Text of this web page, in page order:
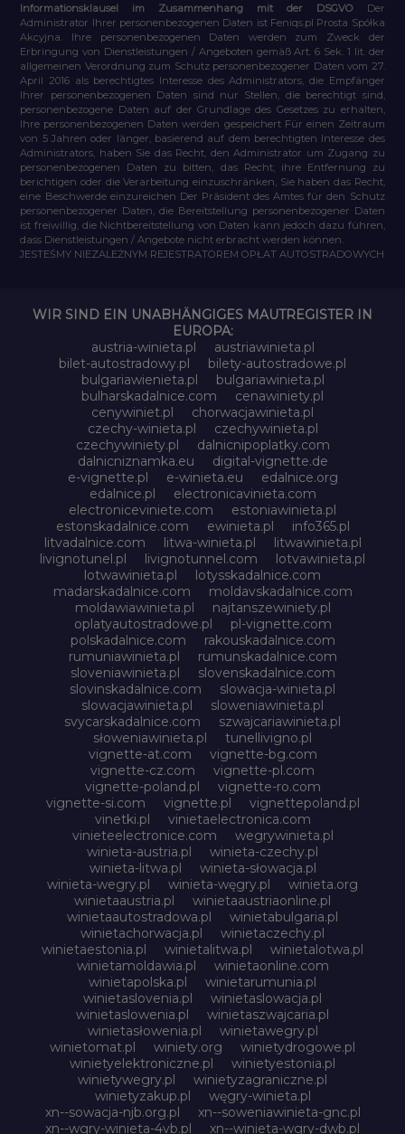
Informationsklausel im Zusammenhang mit der DSGVO
Der
Administrator Ihrer personenbezogenen Daten ist Feniqs.pl Prosta Spółka
Akcyjna. Ihre personenbezogenen Daten werden zum Zweck der
Erbringung von Dienstleistungen / Angeboten gemäß Art. 6 Sek. 1 lit. der
allgemeinen Verordnung zum Schutz personenbezogener Daten vom 27.
April 2016 als berechtigtes Interesse des Administrators, die Empfänger
Ihrer personenbezogenen Daten sind nur Stellen, die berechtigt sind,
personenbezogene Daten auf der Grundlage des Gesetzes zu erhalten,
Ihre personenbezogenen Daten werden gespeichert Für einen Zeitraum
von 5 Jahren oder länger, basierend auf dem berechtigten Interesse des
Administrators, haben Sie das Recht, den Administrator um Zugang zu
personenbezogenen Daten zu bitten, das Recht, ihre Entfernung zu
berichtigen oder die Verarbeitung einzuschränken, Sie haben das Recht,
eine Beschwerde einzureichen Der Präsident des Amtes für den Schutz
personenbezogener Daten, die Bereitstellung personenbezogener Daten
ist freiwillig, die Nichtbereitstellung von Daten kann jedoch dazu führen,
dass Dienstleistungen / Angebote nicht erbracht werden können.
JESTEŚMY NIEZALEŻNYM REJESTRATOREM OPŁAT AUTOSTRADOWYCH
WIR SIND EIN UNABHÄNGIGES MAUTREGISTER IN
EUROPA:
austria-winieta.pl
austriawinieta.pl
bilet-autostradowy.pl
bilety-autostradowe.pl
bulgariawienieta.pl
bulgariawinieta.pl
bulharskadalnice.com
cenawiniety.pl
cenywiniet.pl
chorwacjawinieta.pl
czechy-winieta.pl
czechywinieta.pl
czechywiniety.pl
dalnicnipoplatky.com
dalnicniznamka.eu
digital-vignette.de
e-vignette.pl
e-winieta.eu
edalnice.org
edalnice.pl
electronicavinieta.com
electroniceviniete.com
estoniawinieta.pl
estonskadalnice.com
ewinieta.pl
info365.pl
litvadalnice.com
litwa-winieta.pl
litwawinieta.pl
livignotunel.pl
livignotunnel.com
lotvawinieta.pl
lotwawinieta.pl
lotysskadalnice.com
madarskadalnice.com
moldavskadalnice.com
moldawiawinieta.pl
najtanszewiniety.pl
oplatyautostradowe.pl
pl-vignette.com
polskadalnice.com
rakouskadalnice.com
rumuniawinieta.pl
rumunskadalnice.com
sloveniawinieta.pl
slovenskadalnice.com
slovinskadalnice.com
slowacja-winieta.pl
slowacjawinieta.pl
sloweniawinieta.pl
svycarskadalnice.com
szwajcariawinieta.pl
słoweniawinieta.pl
tunellivigno.pl
vignette-at.com
vignette-bg.com
vignette-cz.com
vignette-pl.com
vignette-poland.pl
vignette-ro.com
vignette-si.com
vignette.pl
vignettepoland.pl
vinetki.pl
vinietaelectronica.com
vinieteelectronice.com
wegrywinieta.pl
winieta-austria.pl
winieta-czechy.pl
winieta-litwa.pl
winieta-słowacja.pl
winieta-wegry.pl
winieta-węgry.pl
winieta.org
winietaaustria.pl
winietaaustriaonline.pl
winietaautostradowa.pl
winietabulgaria.pl
winietachorwacja.pl
winietaczechy.pl
winietaestonia.pl
winietalitwa.pl
winietalotwa.pl
winietamoldawia.pl
winietaonline.com
winietapolska.pl
winietarumunia.pl
winietaslovenia.pl
winietaslowacja.pl
winietaslowenia.pl
winietaszwajcaria.pl
winietasłowenia.pl
winietawegry.pl
winietomat.pl
winiety.org
winietydrogowe.pl
winietyelektroniczne.pl
winietyestonia.pl
winietywegry.pl
winietyzagraniczne.pl
winietyzakup.pl
węgry-winieta.pl
xn--sowacja-njb.org.pl
xn--soweniawinieta-gnc.pl
xn--wgry-winieta-4vb.pl
xn--winieta-wgry-dwb.pl